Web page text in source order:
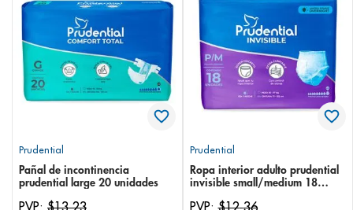
Prudential
Pañal de incontinencia
prudential large 20 unidades
PVP: $13,23
Prudential
Ropa interior adulto prudential
invisible small/medium 18
PVP:$12,36